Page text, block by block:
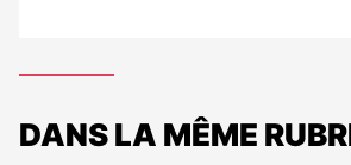
DANS LA MÊME